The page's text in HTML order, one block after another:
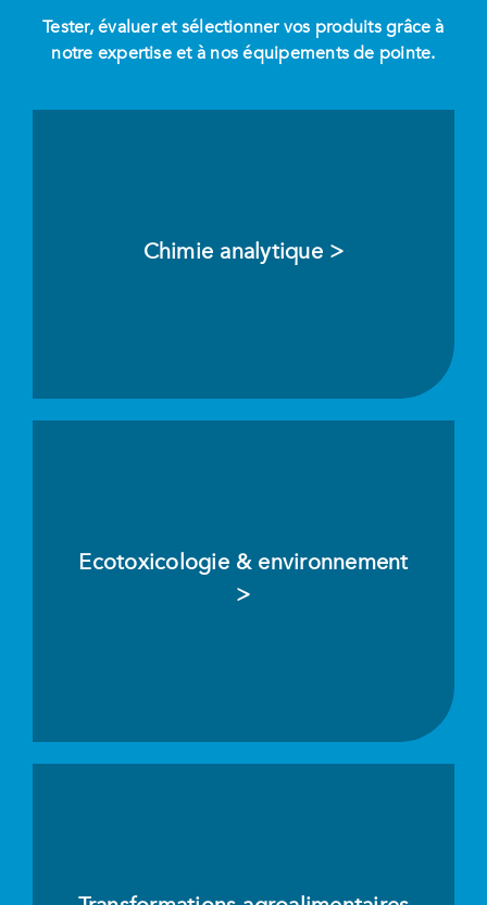
Tester, évaluer et sélectionner vos produits grâce à
notre expertise et à nos équipements de pointe.
Chimie analytique >
Ecotoxicologie & environnement
>